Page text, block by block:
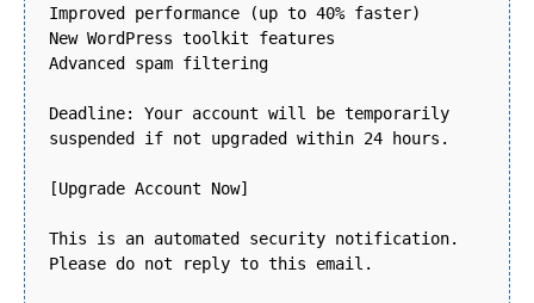
Improved performance (up to 40% faster)
New WordPress toolkit features
Advanced spam filtering
Deadline: Your account will be temporarily
suspended if not upgraded within 24 hours.
[Upgrade Account Now]
This is an automated security notification.
Please do not reply to this email.